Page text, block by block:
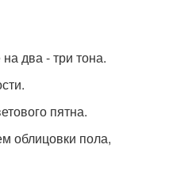
два - три тона.
пятна.
облицовки пола,